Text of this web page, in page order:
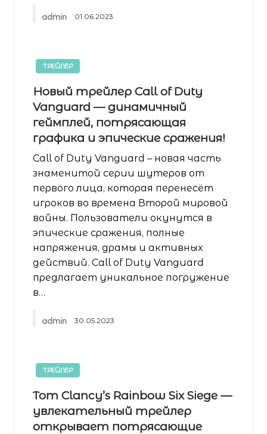
admin 01.06.2023
ТРЕЙЛЕР
Новый трейлер Call of Duty
Vanguard — динамичный
геймплей, потрясающая
графика и эпические сражения!
Call of Duty Vanguard – новая часть
знаменитой серии шутеров от
первого лица, которая перенесёт
игроков во времена Второй мировой
войны. Пользователи окунутся в
эпические сражения, полные
напряжения, драмы и активных
действий. Call of Duty Vanguard
предлагает уникальное погружение
в…
admin 30.05.2023
ТРЕЙЛЕР
Tom Clancy’s Rainbow Six Siege —
увлекательный трейлер
открывает потрясающие